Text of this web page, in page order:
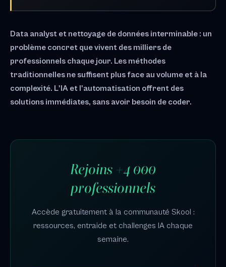
Data analyst et nettoyage de données interminable : un
problème concret que vivent des milliers de
professionnels chaque jour. Les méthodes
traditionnelles ne suffisent plus face au volume et à la
complexité. L'IA et l'automatisation offrent des
solutions immédiates, sans avoir besoin de coder.
Rejoins +4 000
professionnels
Accède gratuitement à la communauté Skool :
ressources, entraide et challenges IA chaque
semaine.